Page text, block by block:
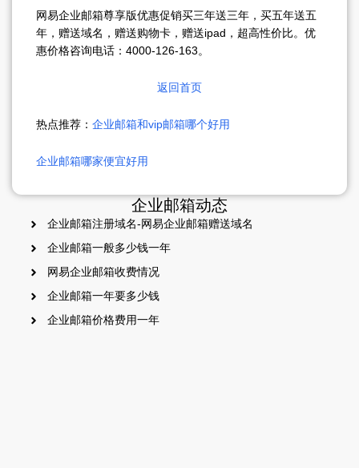
网易企业邮箱尊享版优惠促销买三年送三年，买五年送五
年，赠送域名，赠送购物卡，赠送ipad，超高性价比。优
惠价格咨询电话：4000-126-163。
返回首页
热点推荐： 企业邮箱和vip邮箱哪个好用
企业邮箱哪家便宜好用
企业邮箱动态
企业邮箱注册域名-网易企业邮箱赠送域名
企业邮箱一般多少钱一年
网易企业邮箱收费情况
企业邮箱一年要多少钱
企业邮箱价格费用一年